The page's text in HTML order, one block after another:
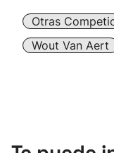
Otras
Wout Van Aert